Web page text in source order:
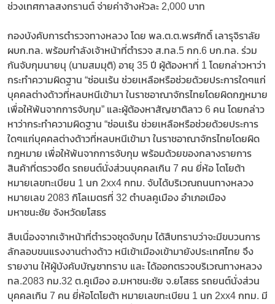
ช่วงเทศกาลสงกรานต์ จ่ายค่าจ้างหัวละ 2,000 บาท
กองบังคับการตำรวจทางหลวง โดย พล.ต.ต.พรศักดิ์ เลารุจิราลัย
ผบก.ทล. พร้อมกำลังเจ้าหน้าที่ตำรวจ ส.ทล.5 กก.6 บก.ทล. ร่วม
กันจับกุมนายนุ (นามสมมุติ) อายุ 35 ปี ผู้ต้องหาที่ 1 โดยกล่าวหาว่า
กระทำความผิดฐาน “ซ่อนเร้น ช่วยเหลือหรือช่วยด้วยประการใดๆแก่
บุคคลต่างด้าวที่หลบหนีเข้ามา ในราชอาณาจักรไทยโดยผิดกฎหมาย
เพื่อให้พ้นจากการจับกุม” และผู้ต้องหาสัญชาติลาว 6 คน โดยกล่าว
หาว่ากระทำความผิดฐาน “ซ่อนเร้น ช่วยเหลือหรือช่วยด้วยประการ
ใดๆแก่บุคคลต่างด้าวที่หลบหนีเข้ามา ในราชอาณาจักรไทยโดยผิด
กฎหมาย เพื่อให้พ้นจากการจับกุม พร้อมด้วยของกลางรายการ
สินค้าที่ตรวจยึด รถยนต์นั่งส่วนบุคคลเกิน 7 คน ยี่ห้อ โตโยต้า
หมายเลขทะเบียน 1 นก 2xx4 กทม. จับได้บริเวณถนนทางหลวง
หมายเลข 2083 กิโลเมตรที่ 32 ตำบลคูเมือง อำเภอเมือง
มหาชนะชัย จังหวัดยโสธร
สืบเนื่องจากเจ้าหน้าที่ตำรวจชุดจับกุม ได้สืบทราบว่าจะมีขบวนการ
ลักลอบขนแรงงานต่างด้าว หนีเข้าเมืองเข้ามายังประเทศไทย จึง
รายงาน ให้ผู้บังคับบัญชาทราบ และ ได้ออกตรวจบริเวณทางหลวง
ทล.2083 กม.32 ต.คูเมือง อ.มหาชนะชัย จ.ยโสธร รถยนต์นั่งส่วน
บุคคลเกิน 7 คน ยี่ห้อโตโยต้า หมายเลขทะเบียน 1 นก 2xx4 กทม. มี